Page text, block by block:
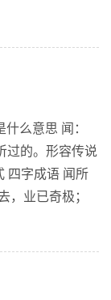
么意思 闻：
过的。形容传说
四字成语 闻所
，业已奇极；